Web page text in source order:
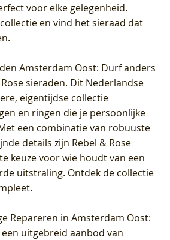
voor elke gelegenheid.
en vind het sieraad dat
Amsterdam Oost: Durf anders
sieraden. Dit Nederlandse
eigentijdse collectie
en ringen die je persoonlijke
een combinatie van robuuste
details zijn Rebel & Rose
keuze voor wie houdt van een
uitstraling. Ontdek de collectie
Repareren in Amsterdam Oost:
uitgebreid aanbod van